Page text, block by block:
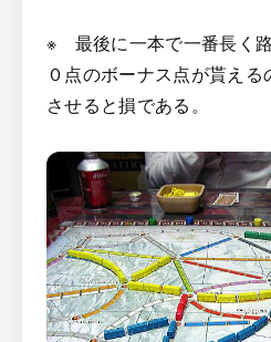
※ 最後に一本で一番長く
０点のボーナス点が貰え
させると損である。